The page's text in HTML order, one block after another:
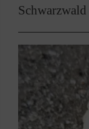
Schwarzwald